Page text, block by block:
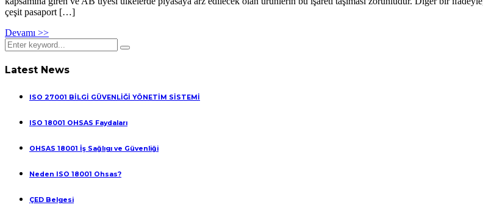
çeşit pasaport […]
Devamı >>
Latest News
ISO 27001 BİLGİ GÜVENLİĞİ YÖNETİM SİSTEMİ
ISO 18001 OHSAS Faydaları
OHSAS 18001 İş Sağlıgı ve Güvenliği
Neden ISO 18001 Ohsas?
ÇED Belgesi